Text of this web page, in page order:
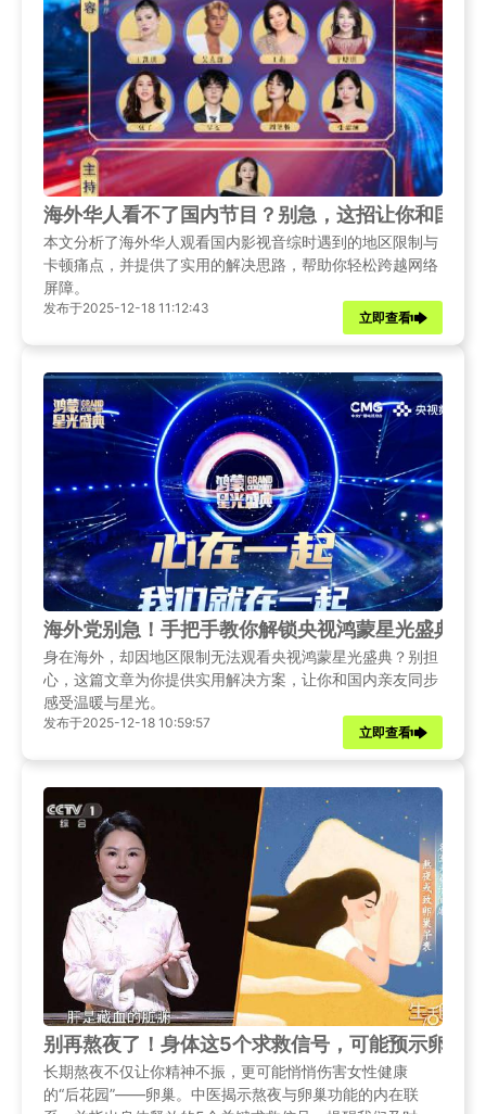
海外华人看不了国内节目？别急，这招让你和国内
本文分析了海外华人观看国内影视音综时遇到的地区限制与
卡顿痛点，并提供了实用的解决思路，帮助你轻松跨越网络
屏障。
发布于2025-12-18 11:12:43
立即查看
海外党别急！手把手教你解锁央视鸿蒙星光盛典，
身在海外，却因地区限制无法观看央视鸿蒙星光盛典？别担
心，这篇文章为你提供实用解决方案，让你和国内亲友同步
感受温暖与星光。
发布于2025-12-18 10:59:57
立即查看
别再熬夜了！身体这5个求救信号，可能预示卵巢
长期熬夜不仅让你精神不振，更可能悄悄伤害女性健康
的“后花园”——卵巢。中医揭示熬夜与卵巢功能的内在联